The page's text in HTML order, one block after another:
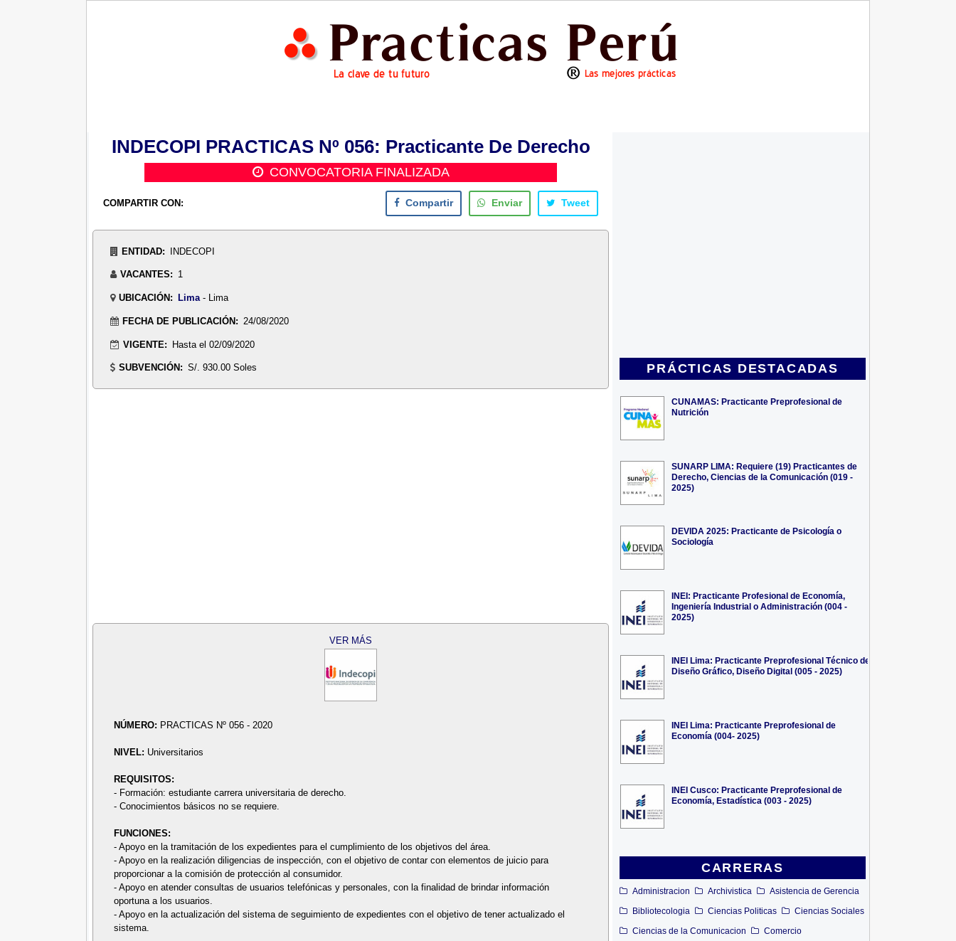
PRÁCTICAS DESTACADAS
CUNAMAS: Practicante Preprofesional de
Nutrición
SUNARP LIMA: Requiere (19) Practicantes de
Derecho, Ciencias de la Comunicación (019 -
2025)
DEVIDA 2025: Practicante de Psicología o
Sociología
INEI: Practicante Profesional de Economía,
Ingeniería Industrial o Administración (004 -
2025)
INEI Lima: Practicante Preprofesional Técnico de
Diseño Gráfico, Diseño Digital (005 - 2025)
INEI Lima: Practicante Preprofesional de
Economía (004- 2025)
INEI Cusco: Practicante Preprofesional de
Economía, Estadística (003 - 2025)
CARRERAS
Administracion Archivistica
Asistencia de Gerencia
Bibliotecologia
Ciencias Politicas
Ciencias Sociales
Ciencias de la Comunicacion
Comercio
INDECOPI PRACTICAS Nº 056: Practicante De Derecho
CONVOCATORIA FINALIZADA
COMPARTIR CON: Compartir Enviar Tweet
ENTIDAD: INDECOPI
VACANTES: 1
UBICACIÓN: Lima- Lima
FECHA DE PUBLICACIÓN: 24/08/2020
VIGENTE: Hasta el 02/09/2020
SUBVENCIÓN: S/. 930.00 Soles
VER MÁS
NÚMERO: PRACTICAS Nº 056 - 2020
NIVEL: Universitarios
REQUISITOS:
- Formación: estudiante carrera universitaria de derecho.
- Conocimientos básicos no se requiere.
FUNCIONES:
- Apoyo en la tramitación de los expedientes para el cumplimiento de los objetivos del área.
- Apoyo en la realización diligencias de inspección, con el objetivo de contar con elementos de juicio para
proporcionar a la comisión de protección al consumidor.
- Apoyo en atender consultas de usuarios telefónicas y personales, con la finalidad de brindar información
oportuna a los usuarios.
- Apoyo en la actualización del sistema de seguimiento de expedientes con el objetivo de tener actualizado el
sistema.